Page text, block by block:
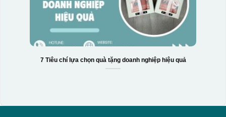
7 Tiêu chí lựa chọn quà tặng doanh nghiệp hiệu quả